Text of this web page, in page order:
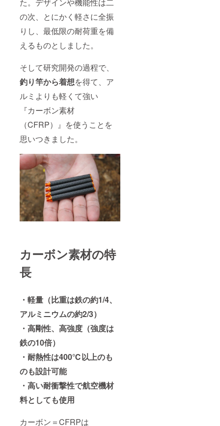
た。デザインや機能性は二
の次、とにかく軽さに全振
りし、最低限の耐荷重を備
えるものとしました。
そして研究開発の過程で、
釣り竿から着想を得て、ア
ルミよりも軽くて強い
『カーボン素材
（CFRP）』を使うことを
思いつきました。
カーボン素材の特
長
・軽量（比重は鉄の約1/4、
アルミニウムの約2/3）
・高剛性、高強度（強度は
鉄の10倍）
・耐熱性は400℃以上のも
のも設計可能
・高い耐衝撃性で航空機材
料としても使用
カーボン＝CFRPは